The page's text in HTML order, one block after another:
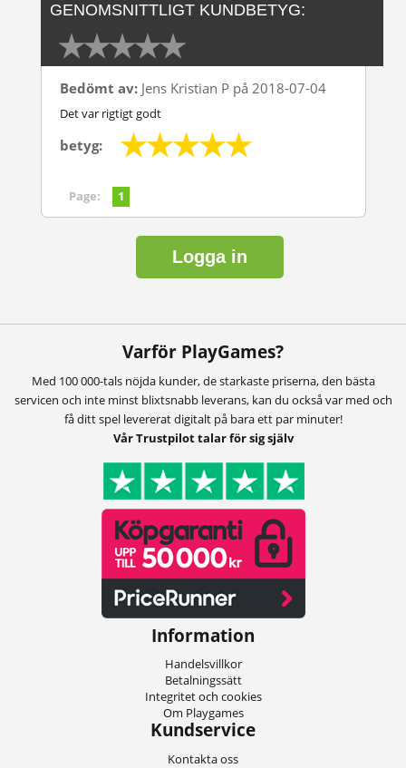
GENOMSNITTLIGT KUNDBETYG:
Bedömt av: Jens Kristian P på 2018-07-04
Det var rigtigt godt
betyg:
Page: 1
Logga in
Varför PlayGames?
Med 100 000-tals nöjda kunder, de starkaste priserna, den bästa
servicen och inte minst blixtsnabb leverans, kan du också var med och
få ditt spel levererat digitalt på bara ett par minuter!
Vår Trustpilot talar för sig själv
Information
Handelsvillkor
Betalningssätt
Integritet och cookies
Om Playgames
Kundservice
Kontakta oss